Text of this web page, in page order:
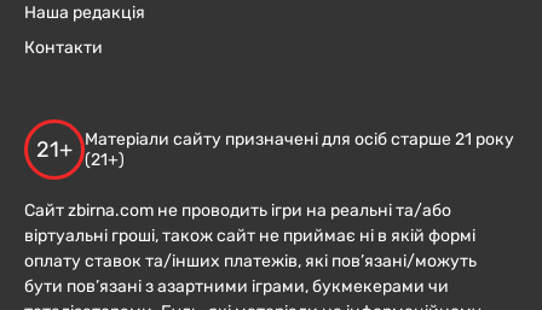
Наша редакція
Контакти
21+
Матеріали сайту призначені для осіб старше 21 року
(21+)
Сайт zbirna.com не проводить ігри на реальні та/або
віртуальні гроші, також сайт не приймає ні в якій формі
оплату ставок та/інших платежів, які пов’язані/можуть
бути пов’язані з азартними іграми, букмекерами чи